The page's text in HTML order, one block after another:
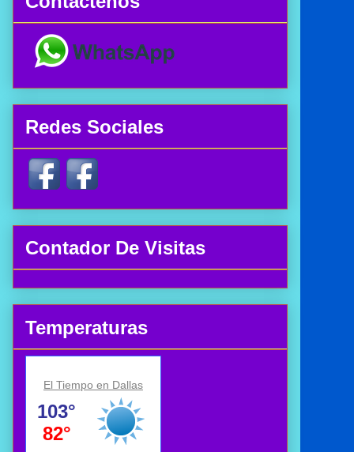
Redes Sociales
Contador De Visitas
Temperaturas
El Tiempo en Dallas